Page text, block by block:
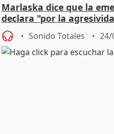
Marlaska dice que la
declara "por la
Sonido Totales 24/